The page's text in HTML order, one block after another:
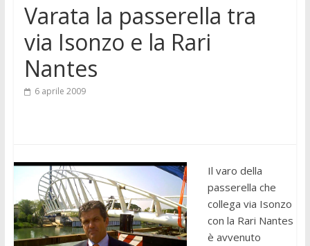
Varata la passerella tra
via Isonzo e la Rari
Nantes
6 aprile 2009
Il varo della
passerella che
collega via Isonzo
con la Rari Nantes
è avvenuto